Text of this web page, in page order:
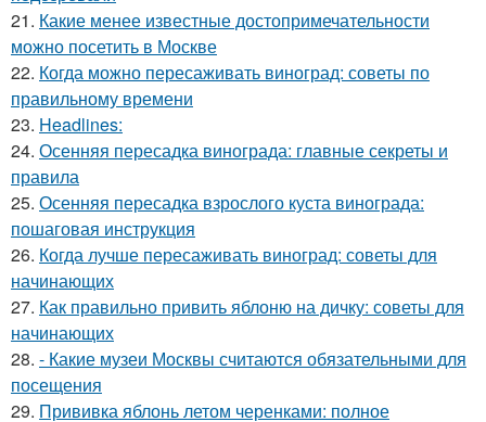
21. Какие менее известные достопримечательности
можно посетить в Москве
22. Когда можно пересаживать виноград: советы по
правильному времени
23. Headlines:
24. Осенняя пересадка винограда: главные секреты и
правила
25. Осенняя пересадка взрослого куста винограда:
пошаговая инструкция
26. Когда лучше пересаживать виноград: советы для
начинающих
27. Как правильно привить яблоню на дичку: советы для
начинающих
28. - Какие музеи Москвы считаются обязательными для
посещения
29. Прививка яблонь летом черенками: полное